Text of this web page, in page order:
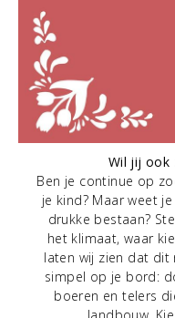
Wil jij ook
Ben je continue op
je kind? Maar weet
drukke bestaan?
het klimaat, waar
laten wij zien dat dit
simpel op je bord:
boeren en telers